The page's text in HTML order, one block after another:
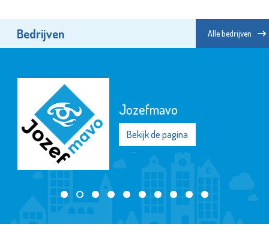
Bedrijven Alle bedrijven
Jozefmavo
Bekijk de pagina